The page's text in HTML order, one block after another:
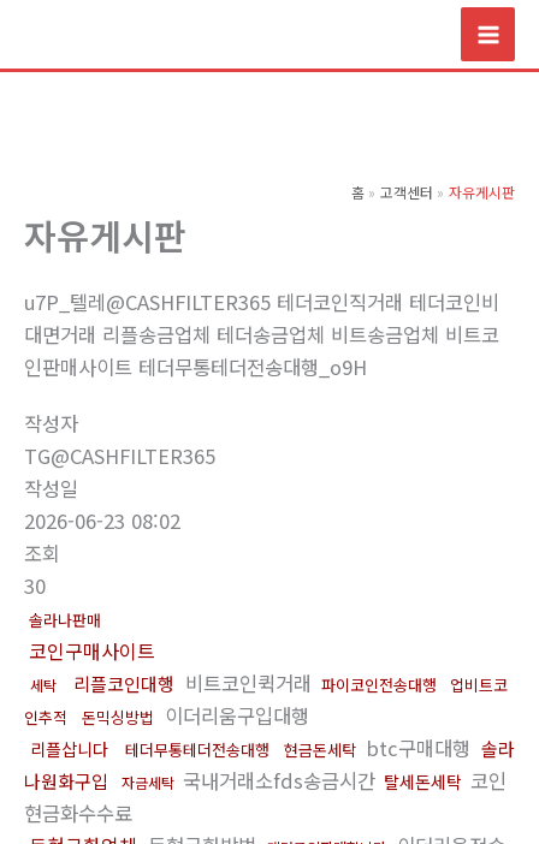
츠
홈 고객센터 자유게시판
자유게시판
u7P_텔레@CASHFILTER365 테더코인직거래 테더코인비
대면거래 리플송금업체 테더송금업체 비트송금업체 비트코
인판매사이트 테더무통테더전송대행_o9H
작성자
TG@CASHFILTER365
작성일
2026-06-23 08:02
조회
30
솔라나판매
코인구매사이트
세탁 리플코인대행 비트코인퀵거래 파이코인전송대행
업비트코
인추적
돈믹싱방법 이더리움구입대행
리플삽니다 테더무통테더전송대행 현금돈세탁 btc구매대행 솔라
나원화구입
자금세탁 국내거래소fds송금시간 탈세돈세탁 코인
현금화수수료